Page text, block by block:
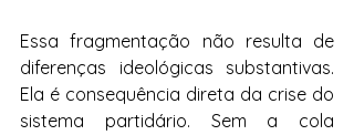
Essa fragmentação não resulta de
diferenças ideológicas substantivas.
Ela é consequência direta da crise do
sistema partidário. Sem a cola